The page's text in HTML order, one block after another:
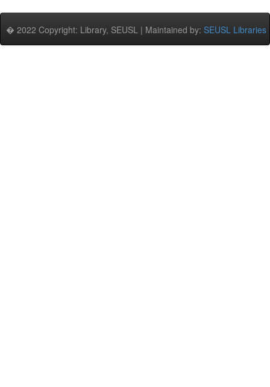
� 2022 Copyright: Library, SEUSL | Maintained by: SEUSL Libraries